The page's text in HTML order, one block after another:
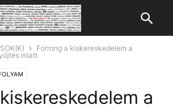
Forrong a kiskereskedelem a
miatt
a